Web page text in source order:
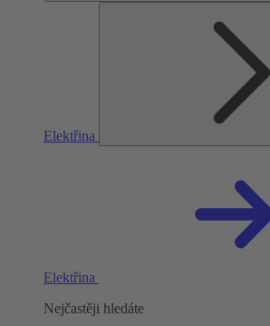
Elektřina
Elektřina
Nejčastěji hledáte